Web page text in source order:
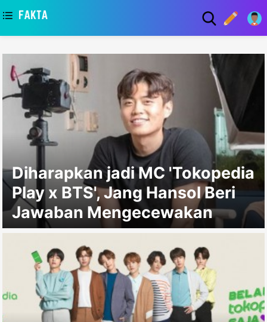
Diharapkan jadi MC 'Tokopedia
Play x BTS', Jang Hansol Beri
Jawaban Mengecewakan